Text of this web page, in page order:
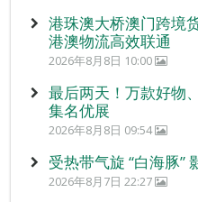
港珠澳大桥澳门跨境
港澳物流高效联通
2026年8月8日 10:00
最后两天！万款好物
集名优展
2026年8月8日 09:54
受热带气旋 “白海豚
2026年8月7日 22:27